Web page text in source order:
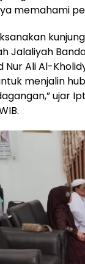
memahami
Jalaliyah
Nur Ali Al-
menjalin
ujar